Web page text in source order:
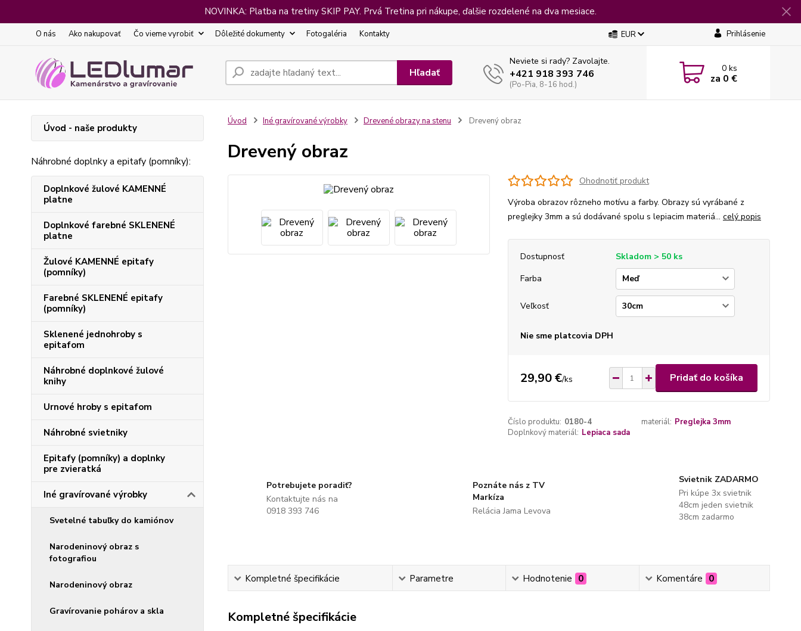
NOVINKA: Platba na tretiny SKIP PAY. Prvá Tretina pri nákupe, ďalšie rozdelené na dva mesiace.
O nás Ako nakupovať Čo vieme vyrobiť Dôležité dokumenty Fotogaléria Kontakty EUR Prihlásenie
Hľadať
Neviete si rady? Zavolajte.
+421 918 393 746
(Po-Pia, 8-16 hod.)
0ks
za 0 €
Úvod - naše produkty
Náhrobné doplnky a epitafy (pomníky):
Doplnkové žulové KAMENNÉ
platne
Doplnkové farebné SKLENENÉ
platne
Žulové KAMENNÉ epitafy
(pomníky)
Farebné SKLENENÉ epitafy
(pomníky)
Sklenené jednohroby s
epitafom
Náhrobné doplnkové žulové
knihy
Urnové hroby s epitafom
Náhrobné svietniky
Epitafy (pomníky) a doplnky
pre zvieratká
Iné gravírované výrobky
Svetelné tabuľky do kamiónov
Narodeninový obraz s
fotografiou
Narodeninový obraz
Gravírovanie pohárov a skla
Úvod Iné gravírované výrobky Drevené obrazy na stenu Drevený obraz
Drevený obraz
Ohodnotiť produkt
Výroba obrazov rôzneho motívu a farby. Obrazy sú vyrábané z
preglejky 3mm a sú dodávané spolu s lepiacim materiá... celý popis
Dostupnosť
Skladom > 50 ks
Farba
Veľkosť
Nie sme platcovia DPH
29,90 €/ks Pridať do košíka
Číslo produktu: 0180-4 materiál: Preglejka 3mm
Doplnkový materiál: Lepiaca sada
Potrebujete poradiť?
Kontaktujte nás na
0918 393 746
Poznáte nás z TV
Markíza
Relácia Jama Levova
Svietnik ZADARMO
Pri kúpe 3x svietnik
48cm jeden svietnik
38cm zadarmo
Kompletné špecifikácie Parametre Hodnotenie 0 Komentáre 0
Kompletné špecifikácie